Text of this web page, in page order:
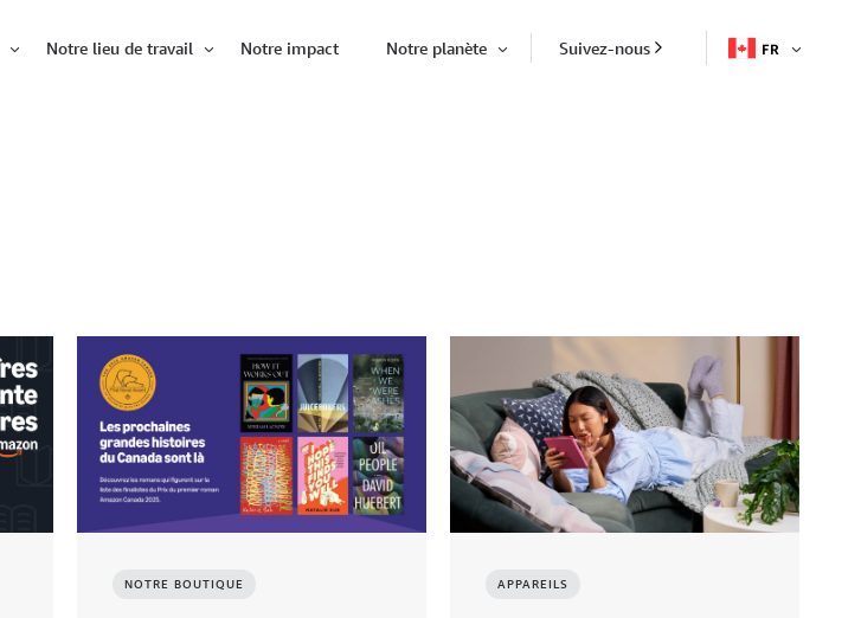
Notre lieu de travail
Notre impact
Notre planète
Ouvrir
Suivez-nous FR
NOTRE BOUTIQUE APPAREILS